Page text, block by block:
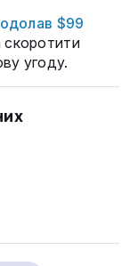
$99
скоротити
угоду.